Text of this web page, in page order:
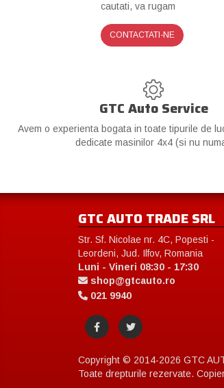
cautati, va rugam
CONTACTATI-NE
GTC Auto Service
Avem o experienta bogata in toate tipurile de
dedicate masinilor 4x4 (si nu
GTC AUTO TRADE SRL
Str. Sf. Nicolae nr. 4C, Popesti -
Leordeni, Jud. Ilfov, Romania
Luni - Vineri 08:30 - 17:30
shop@gtcauto.ro
021 9940
Copyright © 2014-2026 GTC
Toate drepturile rezervate.